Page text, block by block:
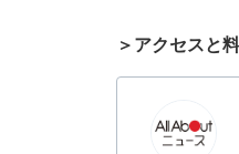
＞アクセスと